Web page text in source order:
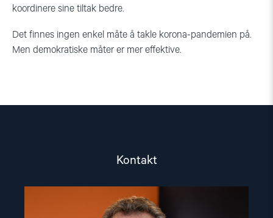
koordinere sine tiltak bedre.
Det finnes ingen enkel måte å takle korona-pandemien på.
Men demokratiske måter er mer effektive.
Kontakt
article
"Gunnar